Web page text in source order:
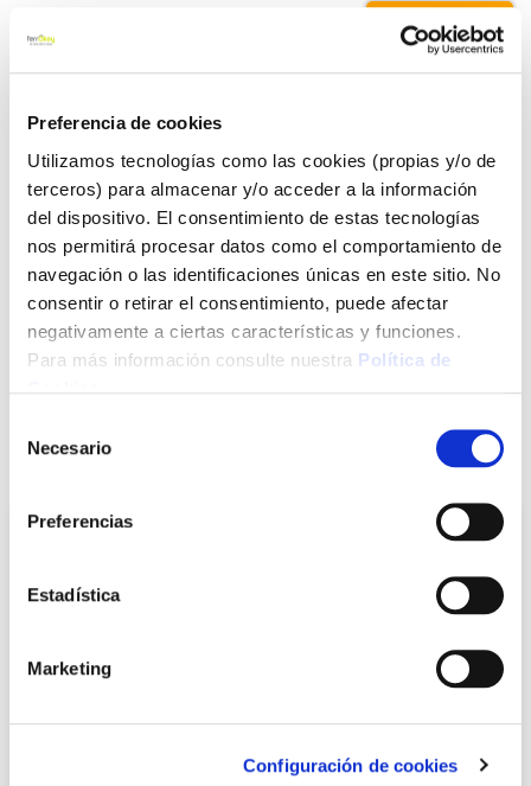
Preferencia de cookies
Utilizamos tecnologías como las cookies (propias y/o de
terceros) para almacenar y/o acceder a la información
del dispositivo. El consentimiento de estas tecnologías
nos permitirá procesar datos como el comportamiento de
navegación o las identificaciones únicas en este sitio. No
consentir o retirar el consentimiento, puede afectar
negativamente a ciertas características y funciones.
Para más información consulte nuestra Política de
Necesario
Preferencias
Estadística
Marketing
Configuración de cookies
69,41 €
Click&Collect - Recogida gratis
en nuestras tiendas
Envío a domicilio:
5 días hábiles
+ INFO
Varilla roscada din975 8.8 cincada m14 20 unidades